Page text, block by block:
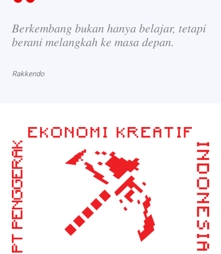
Berkembang bukan hanya belajar, tetapi
berani melangkah ke masa depan.
Rakkendo